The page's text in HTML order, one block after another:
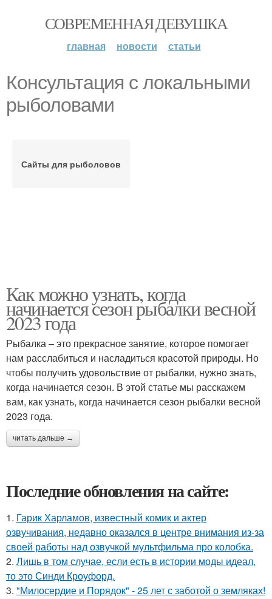
СОВРЕМЕННАЯ ДЕВУШКА
главная новости статьи
Консультация с локальными
рыболовами
Сайты для рыболовов
Как можно узнать, когда
начинается сезон рыбалки весной
2023 года
Рыбалка – это прекрасное занятие, которое помогает
нам расслабиться и насладиться красотой природы. Но
чтобы получить удовольствие от рыбалки, нужно знать,
когда начинается сезон. В этой статье мы расскажем
вам, как узнать, когда начинается сезон рыбалки весной
2023 года.
читать дальше →
Последние обновления на сайте:
1. Гарик Харламов, известный комик и актер
озвучивания, недавно оказался в центре внимания из-за
своей работы над озвучкой мультфильма про колобка.
2. Лишь в том случае, если есть в истории моды идеал,
то это Синди Кроуфорд.
3. "Милосердие и Порядок" - 25 лет с заботой о земляках!